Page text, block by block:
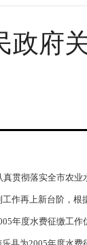
政府
贯彻落实全市农
作再上新台阶，
年度水费征缴工作